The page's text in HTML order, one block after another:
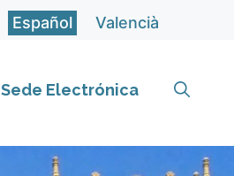
Español Valencià
Sede Electrónica